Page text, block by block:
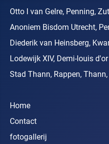
Otto I van Gelre, Penning,
Anoniem Bisdom Utrecht,
Diederik van Heinsberg,
Lodewijk XIV, Demi-louis
Stad Thann, Rappen,
Home
Contact
fotogallerij